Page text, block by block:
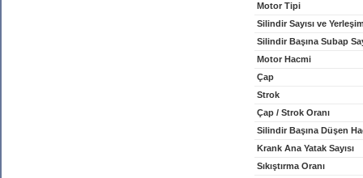
Motor Tipi
Silindir Sayısı ve
Silindir Başına Subap
Motor Hacmi
Çap
Strok
Çap / Strok Oranı
Silindir Başına Düşen
Krank Ana Yatak Sayısı
Sıkıştırma Oranı